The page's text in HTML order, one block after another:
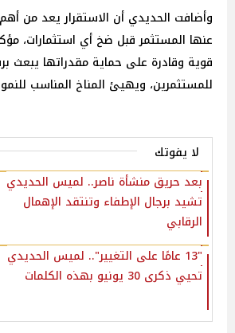
وأضافت الحديدي أن الاستقرار يعد من
عنها المستثمر قبل ضخ أي استثمارات،
قوية وقادرة على حماية مقدراتها يبعث
للمستثمرين، ويهيئ المناخ المناسب
لا يفوتك
بعد حريق منشأة ناصر.. لميس الحديدي
تشيد برجال الإطفاء وتنتقد الإهمال
الرقابي
"13 عامًا على التغيير".. لميس الحديدي
تحيي ذكرى 30 يونيو بهذه الكلمات